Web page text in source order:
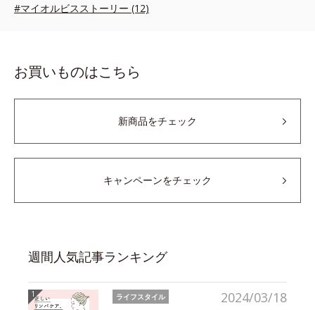
#マイオルビスストーリー (12)
お買いものはこちら
新商品をチェック
キャンペーンをチェック
週間人気記事ランキング
2024/03/18
ライフスタイル